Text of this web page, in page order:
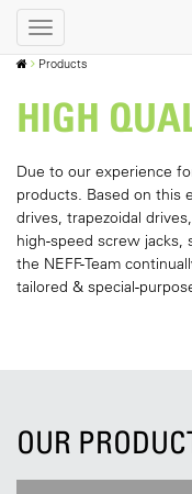
Products
HIGH
Due to our experience
products. Based on this
drives, trapezoidal
high-speed screw jacks,
the NEFF-Team
tailored & special-
OUR